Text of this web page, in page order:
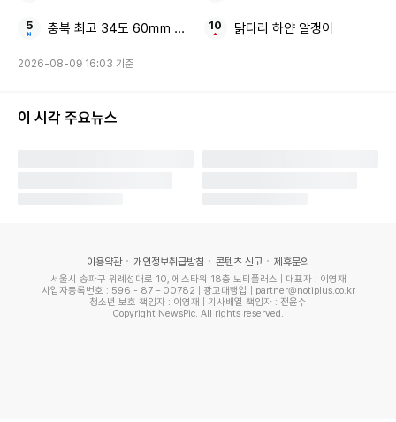
충북 최고 34도 60㎜ 소나기 닭다리 하얀 알갱이
2026-08-09 16:03 기준
이 시각 주요뉴스
이용약관 개인정보취급방침 콘텐츠 신고 제휴문의
서울시 송파구 위례성대로 10, 에스타워 18층 노티플러스 | 대표자 : 이영재
사업자등록번호 : 596 - 87 – 00782 | 광고대행업 | partner@notiplus.co.kr
청소년 보호 책임자 : 이영재 | 기사배열 책임자 : 전윤수
Copyright NewsPic. All rights reserved.